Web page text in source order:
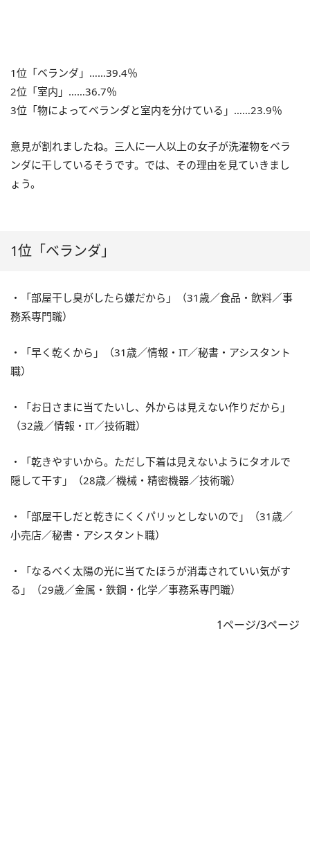
1位「ベランダ」……39.4％
2位「室内」……36.7％
3位「物によってベランダと室内を分けている」……23.9％
意見が割れましたね。三人に一人以上の女子が洗濯物をベラ
ンダに干しているそうです。では、その理由を見ていきまし
ょう。
1位「ベランダ」
・「部屋干し臭がしたら嫌だから」（31歳／食品・飲料／事
務系専門職）
・「早く乾くから」（31歳／情報・IT／秘書・アシスタント
職）
・「お日さまに当てたいし、外からは見えない作りだから」
（32歳／情報・IT／技術職）
・「乾きやすいから。ただし下着は見えないようにタオルで
隠して干す」（28歳／機械・精密機器／技術職）
・「部屋干しだと乾きにくくパリッとしないので」（31歳／
小売店／秘書・アシスタント職）
・「なるべく太陽の光に当てたほうが消毒されていい気がす
る」（29歳／金属・鉄鋼・化学／事務系専門職）
1ページ/3ページ